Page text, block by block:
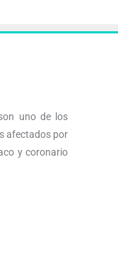
uno de los
afectados por
y coronario